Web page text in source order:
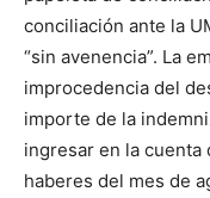
conciliación ante la
“sin avenencia”. La
improcedencia del
importe de la
ingresar en la cuenta
haberes del mes de